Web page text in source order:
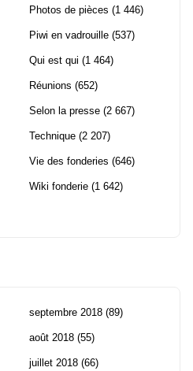
Photos de pièces (1 446)
Piwi en vadrouille (537)
Qui est qui (1 464)
Réunions (652)
Selon la presse (2 667)
Technique (2 207)
Vie des fonderies (646)
Wiki fonderie (1 642)
septembre 2018 (89)
août 2018 (55)
juillet 2018 (66)